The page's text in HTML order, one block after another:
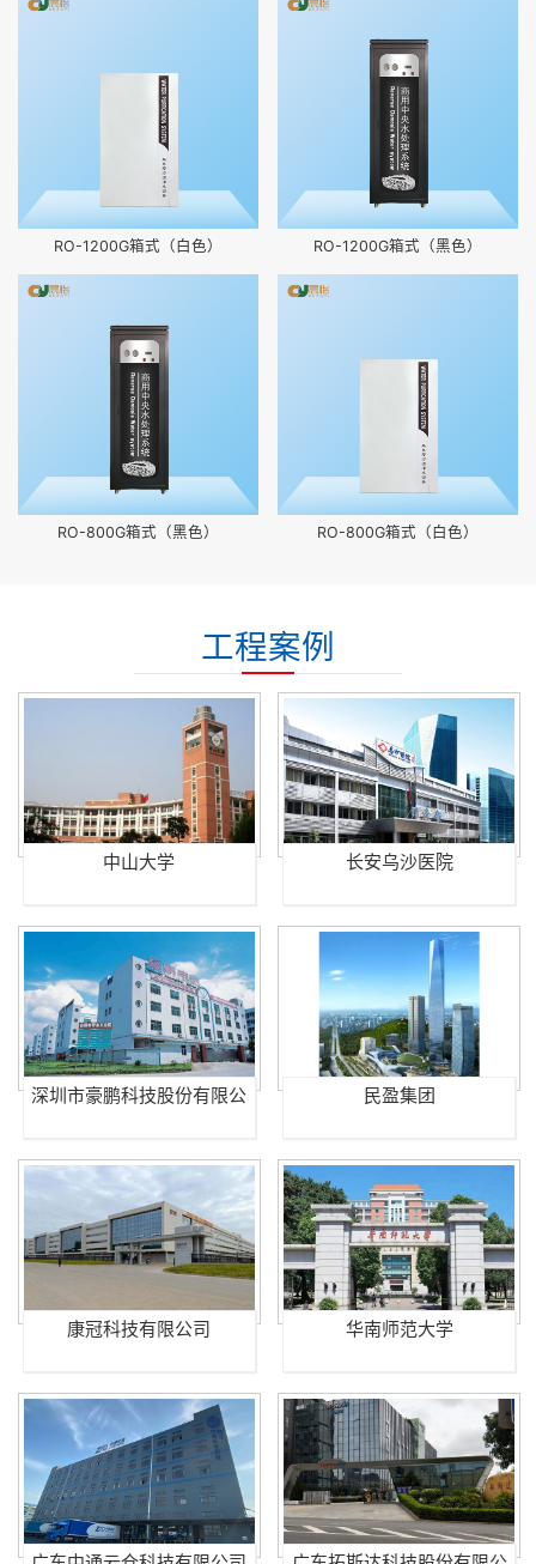
RO-1200G箱式（白色） RO-1200G箱式（黑色）
RO-800G箱式（黑色） RO-800G箱式（白色）
工程案例
中山大学 长安乌沙医院
深圳市豪鹏科技股份有限公
民盈集团
康冠科技有限公司 华南师范大学